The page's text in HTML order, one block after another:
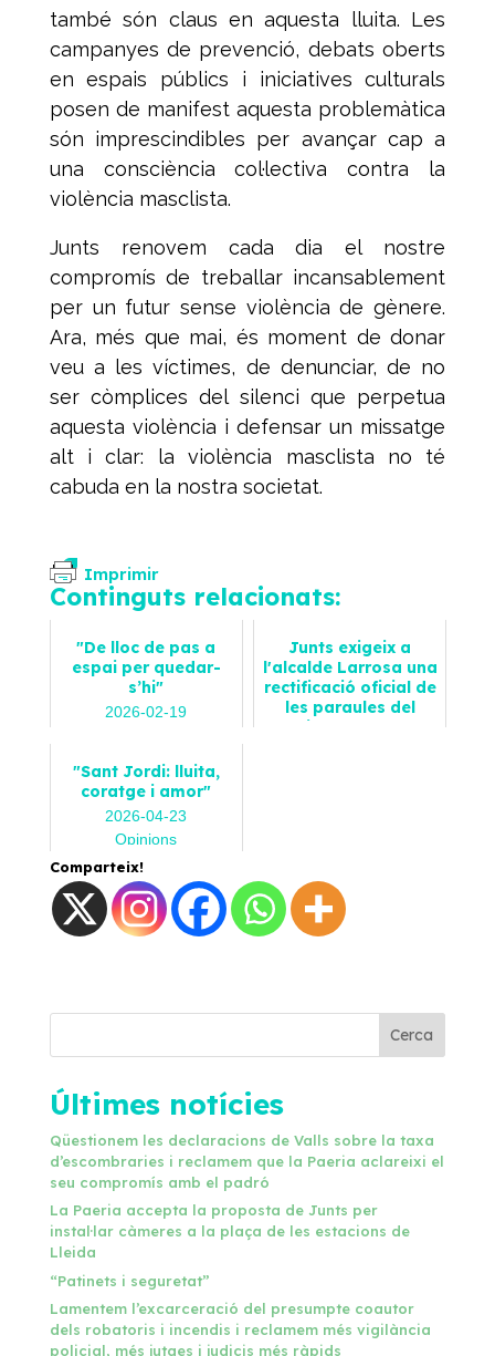
també són claus en aquesta lluita. Les
campanyes de prevenció, debats oberts
en espais públics i iniciatives culturals
posen de manifest aquesta problemàtica
són imprescindibles per avançar cap a
una consciència col·lectiva contra la
violència masclista.
Junts renovem cada dia el nostre
compromís de treballar incansablement
per un futur sense violència de gènere.
Ara, més que mai, és moment de donar
veu a les víctimes, de denunciar, de no
ser còmplices del silenci que perpetua
aquesta violència i defensar un missatge
alt i clar: la violència masclista no té
cabuda en la nostra societat.
Imprimir
Continguts relacionats:
"De lloc de pas a
espai per quedar-
s’hi"
2026-02-19
Junts exigeix a
l'alcalde Larrosa una
rectificació oficial de
les paraules del
regidor d'esports
"Sant Jordi: lluita,
coratge i amor"
2026-04-23
Opinions
Comparteix!
Cerca
Últimes notícies
Qüestionem les declaracions de Valls sobre la taxa
d’escombraries i reclamem que la Paeria aclareixi el
seu compromís amb el padró
La Paeria accepta la proposta de Junts per
instal·lar càmeres a la plaça de les estacions de
Lleida
“Patinets i seguretat”
Lamentem l’excarceració del presumpte coautor
dels robatoris i incendis i reclamem més vigilància
policial, més jutges i judicis més ràpids